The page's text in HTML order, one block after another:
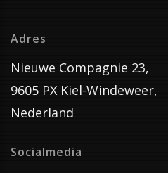
Adres
Nieuwe Compagnie 23,
9605 PX Kiel-Windeweer,
Nederland
Socialmedia